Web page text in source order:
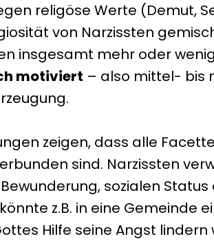
religöse Werte (Demut,
von Narzissten
insgesamt mehr oder
motiviert – also mittel- bis
zeigen, dass alle
sind. Narzissten
sozialen
z.B. in eine Gemeinde
Hilfe seine Angst lindern